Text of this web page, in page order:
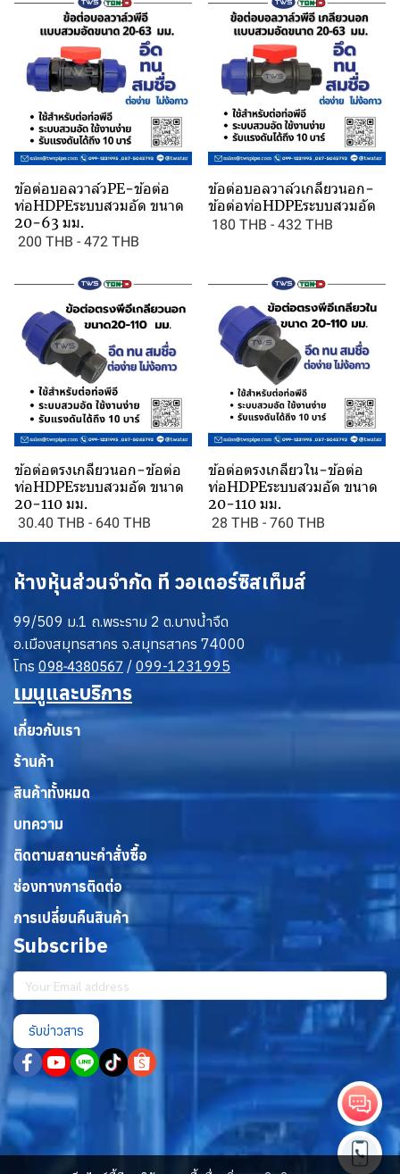
ข้อต่อบอลวาล์วPE-ข้อต่อ
ท่อHDPEระบบสวมอัด ขนาด
20-63 มม.
200 THB - 472 THB
ข้อต่อบอลวาล์วเกลียวนอก-
ข้อต่อท่อHDPEระบบสวมอัด
180 THB - 432 THB
ข้อต่อตรงเกลียวนอก-ข้อต่อ
ท่อHDPEระบบสวมอัด ขนาด
20-110 มม.
30.40 THB - 640 THB
ข้อต่อตรงเกลียวใน-ข้อต่อ
ท่อHDPEระบบสวมอัด ขนาด
20-110 มม.
28 THB - 760 THB
ห้างหุ้นส่วนจำกัด ที วอเตอร์ซิสเท็มส์
99/509 ม.1 ถ.พระราม 2 ต.บางน้ำจืด
อ.เมืองสมุทรสาคร จ.สมุทรสาคร 74000
โทร098-4380567 / 099-1231995
เมนูและบริการ
เกี่ยวกับเรา
ร้านค้า
สินค้าทั้งหมด
บทความ
ติดตามสถานะคำสั่งซื้อ
ช่องทางการติดต่อ
การเปลี่ยนคืนสินค้า
Subscribe
รับข่าวสาร